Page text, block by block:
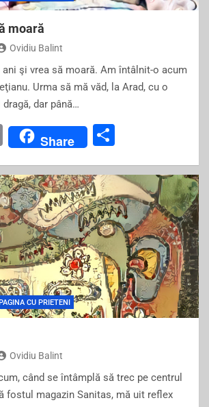
moară
Ovidiu Balint
şi vrea să moară. Am întâlnit-o acum
Urma să mă văd, la Arad, cu o
dar până…
E
m
ai
l
Share
ar
e
CU PRIETENI
Ovidiu Balint
când se întâmplă să trec pe centrul
fostul magazin Sanitas, mă uit reflex